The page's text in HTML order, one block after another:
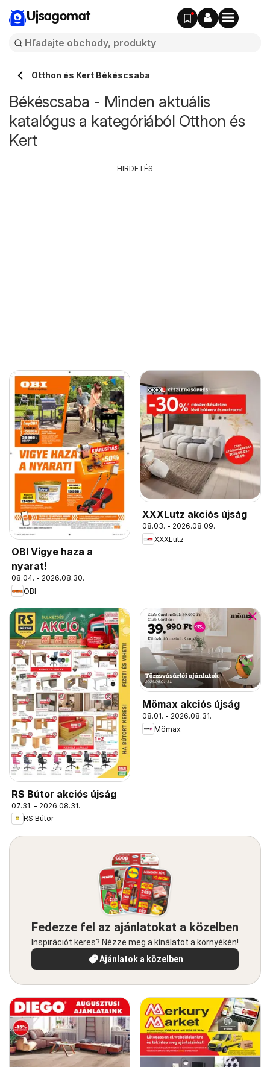
Ujsagomat
Otthon és Kert Békéscsaba
Békéscsaba - Minden aktuális
katalógus a kategóriából Otthon és
Kert
OBI Vigye haza a
nyarat!
08.04. - 2026.08.30.
OBI
XXXLutz akciós újság
08.03. - 2026.08.09.
XXXLutz
HIRDETÉS
RS Bútor akciós újság
07.31. - 2026.08.31.
RS Bútor
Mömax akciós újság
08.01. - 2026.08.31.
Mömax
Fedezze fel az ajánlatokat a közelben
Inspirációt keres? Nézze meg a kínálatot a környékén!
Ajánlatok a közelben